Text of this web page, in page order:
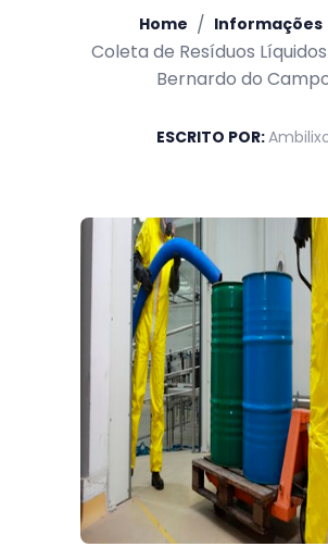
Home / Informações
Coleta de Resíduos
Bernardo do
ESCRITO POR: